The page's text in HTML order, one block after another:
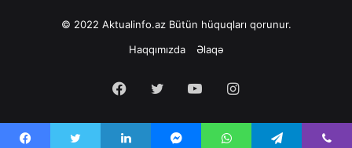
© 2022 Aktualinfo.azBütün hüquqları qorunur.
Haqqımızda
Əlaqə
Facebook
Twitter YouTubeInstagram